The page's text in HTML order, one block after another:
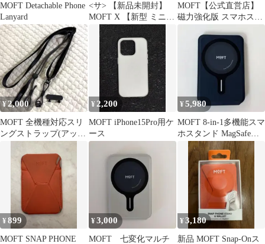
MOFT Detachable Phone
Lanyard
<サ> 【新品未開封】
MOFT X 【新型 ミニマ
ム版】スマホスタンド
(ナイトブラック)
MOFT【公式直営店】
磁力強化版 スマホスタ
¥2,000
MOFT 全機種対応スリ
ングストラップ(アップ
グレード版） ブラッ
¥ 2,200
MOFT iPhone15Pro用ケ
ース
¥5,980
MOFT 8-in-1多機能スマ
ホスタンド MagSafe対
応 スマホスタンド
¥899
MOFT SNAP PHONE
¥3,000
MOFT 七変化マルチ
¥3,180
新品 MOFT Snap-Onス